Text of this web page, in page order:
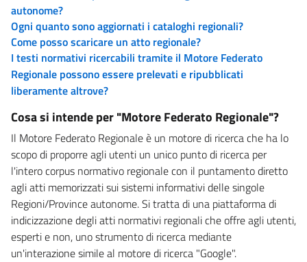
autonome?
Ogni quanto sono aggiornati i cataloghi regionali?
Come posso scaricare un atto regionale?
I testi normativi ricercabili tramite il Motore Federato
Regionale possono essere prelevati e ripubblicati
liberamente altrove?
Cosa si intende per "Motore Federato Regionale"?
Il Motore Federato Regionale è un motore di ricerca che ha lo
scopo di proporre agli utenti un unico punto di ricerca per
l'intero corpus normativo regionale con il puntamento diretto
agli atti memorizzati sui sistemi informativi delle singole
Regioni/Province autonome. Si tratta di una piattaforma di
indicizzazione degli atti normativi regionali che offre agli utenti,
esperti e non, uno strumento di ricerca mediante
un'interazione simile al motore di ricerca "Google".